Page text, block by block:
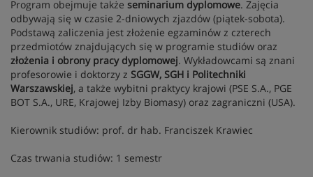
Program obejmuje także seminarium dyplomowe. Zajęcia
odbywają się w czasie 2-dniowych zjazdów (piątek-sobota).
Podstawą zaliczenia jest złożenie egzaminów z czterech
przedmiotów znajdujących się w programie studiów oraz
złożenia i obrony pracy dyplomowej. Wykładowcami są znani
profesorowie i doktorzy z SGGW, SGH i Politechniki
Warszawskiej, a także wybitni praktycy krajowi (PSE S.A., PGE
BOT S.A., URE, Krajowej Izby Biomasy) oraz zagraniczni (USA).
Kierownik studiów: prof. dr hab. Franciszek Krawiec
Czas trwania studiów: 1 semestr